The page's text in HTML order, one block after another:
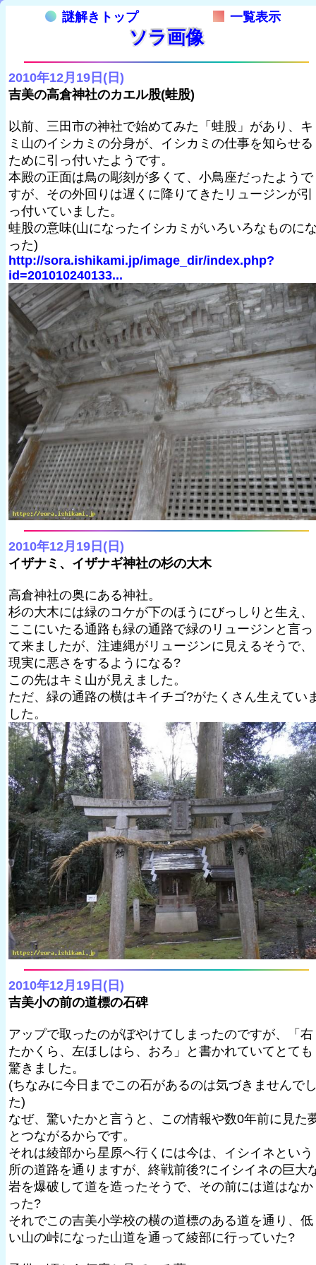
謎解きトップ 一覧表示
ソラ画像
2010年12月19日(日)
吉美の高倉神社のカエル股(蛙股)
以前、三田市の神社で始めてみた「蛙股」があり、キ
ミ山のイシカミの分身が、イシカミの仕事を知らせる
ために引っ付いたようです。
本殿の正面は鳥の彫刻が多くて、小鳥座だったようで
すが、その外回りは遅くに降りてきたリュージンが引
っ付いていました。
蛙股の意味(山になったイシカミがいろいろなものに
った)
http://sora.ishikami.jp/image_dir/index.php?
id=201010240133...
2010年12月19日(日)
イザナミ、イザナギ神社の杉の大木
高倉神社の奥にある神社。
杉の大木には緑のコケが下のほうにびっしりと生え、
ここにいたる通路も緑の通路で緑のリュージンと言っ
て来ましたが、注連縄がリュージンに見えるそうで、
現実に悪さをするようになる?
この先はキミ山が見えました。
ただ、緑の通路の横はキイチゴ?がたくさん生えてい
した。
2010年12月19日(日)
吉美小の前の道標の石碑
アップで取ったのがぼやけてしまったのですが、「右
たかくら、左ほしはら、おろ」と書かれていてとても
驚きました。
(ちなみに今日までこの石があるのは気づきませんで
た)
なぜ、驚いたかと言うと、この情報や数0年前に見た
とつながるからです。
それは綾部から星原へ行くには今は、イシイネという
所の道路を通りますが、終戦前後?にイシイネの巨大
岩を爆破して道を造ったそうで、その前には道はなか
った?
それでこの吉美小学校の横の道標のある道を通り、低
い山の峠になった山道を通って綾部に行っていた?